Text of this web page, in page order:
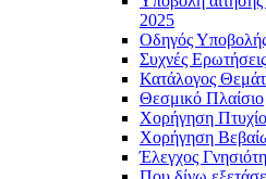
2025
Οδηγός
Συχνές
Κατάλογος
Θεσμικό Πλαίσιο
Χορήγηση
Χορήγηση
Έλεγχος